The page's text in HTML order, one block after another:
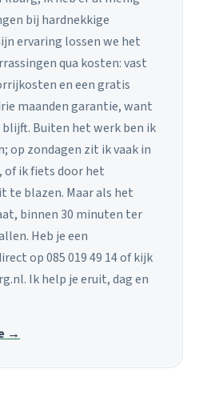
bij hardnekkige
ervaring lossen we het
qua kosten: vast
en een gratis
maanden garantie, want
Buiten het werk ben ik
op zondagen zit ik vaak in
of ik fiets door het
te blazen. Maar als het
binnen 30 minuten ter
Heb je een
op 085 019 49 14 of kijk
Ik help je eruit, dag en
→